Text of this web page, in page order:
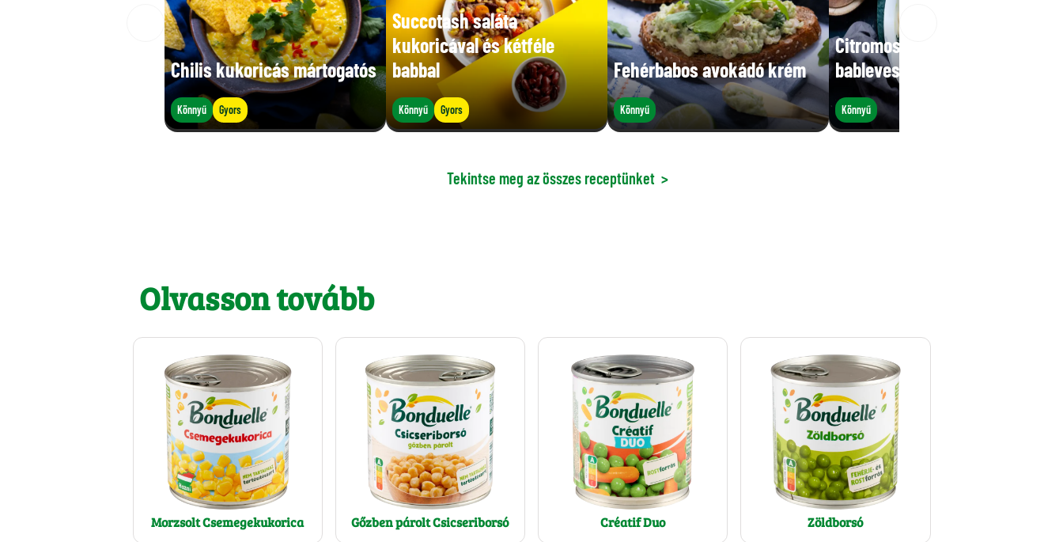
Chilis kukoricás mártogatós
Könnyű Gyors
Succotash saláta
kukoricával és kétféle
babbal
Könnyű Gyors
Fehérbabos avokádó krém
Könnyű
Citromos cannellini
bableves
Könnyű
Tekintse meg az összes receptünket >
Olvasson tovább
Morzsolt Csemegekukorica Gőzben párolt Csicseriborsó Créatif Duo Zöldborsó